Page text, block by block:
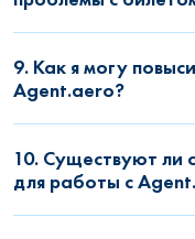
9. Как я могу
Agent.aero?
10. Существуют ли
для работы с